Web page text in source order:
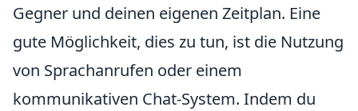
Gegner und deinen eigenen Zeitplan. Eine
gute Möglichkeit, dies zu tun, ist die Nutzung
von Sprachanrufen oder einem
kommunikativen Chat-System. Indem du